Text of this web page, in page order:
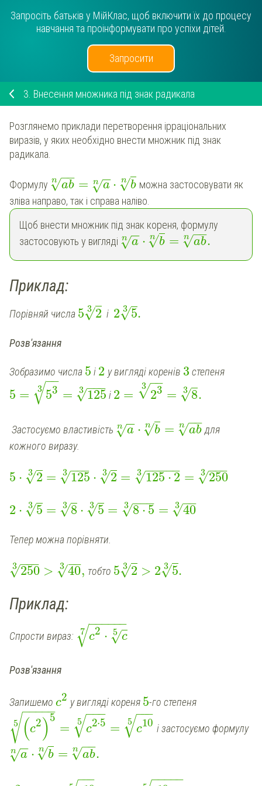
Запросіть батьків у МійКлас, щоб включити їх до процесу
навчання та проінформувати про успіхи дітей.
Запросити
3. Внесення множника під знак радикала
Розглянемо приклади перетворення ірраціональних
виразів, у яких необхідно внести множник під знак
радикала.
Формулу ab
−−
√
n = a
−
−
√
n ⋅ b
√
n
можна застосовувати як
зліва направо, так і справа наліво.
Щоб внести множник під знак кореня, формулу
застосовують у вигляді
a
−
−
√
n ⋅ b
√
n = ab
−−
√
n .
Приклад:
Порівняй числа 5 2
√
3 і 2 5
√
3 .
Розв'язання
Зобразимо числа 5 і 2 у вигляді коренів 3степеня
5 = 53
−−
√
3 = 125
−−
−
√
3 і 2 = 23
−−
√
3
= 8
√
3 .
Застосуємо властивість a
−
−
√
n ⋅ b
√
n = ab
−−
√
n
для
кожного виразу.
5 ⋅ 2
√
3 = 125
−−
−
√
3 ⋅ 2
√
3 = 125 ⋅ 2
− −
−−−
√
3 = 250
−−
−
√
3
2 ⋅ 5
√
3 = 8
√
3 ⋅ 5
√
3 = 8 ⋅ 5
− −
−
√
3 = 40
−−
√
3
Тепер можна порівняти.
250
−−
−
√
3 > 40
−−
√
3 , тобто 5 2
√
3 > 2 5
√
3 .
Приклад:
Спрости вираз: c2 ⋅ c
√
5
− −
−−−−
√
7
Розв'язання
Запишемо c2 у вигляді кореня 5-го степеня
(c2 )5
− −
−−−
√
5 = c2⋅5
−−
−
√
5 = c10
−−
−
√
5
і застосуємо формулу
a
−
−
√
n ⋅ b
√
n = ab
−−
√
n .
−−
− − −
−−−